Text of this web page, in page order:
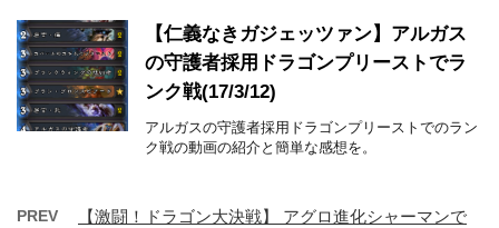
【仁義なきガジェッツァン】アルガス
の守護者採用ドラゴンプリーストでラ
ンク戦(17/3/12)
アルガスの守護者採用ドラゴンプリーストでのラン
ク戦の動画の紹介と簡単な感想を。
PREV
【激闘！ドラゴン大決戦】 アグロ進化シャーマンで